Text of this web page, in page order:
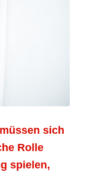
sich
Rolle
spielen,